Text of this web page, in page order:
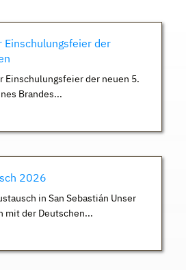
der
der neuen 5.
Brandes...
2026
in San Sebastián Unser
mit der Deutschen...